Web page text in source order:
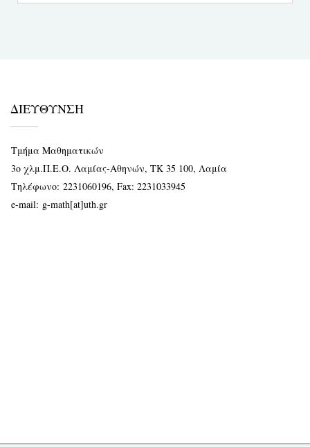
ΔΙΕΥΘΥΝΣΗ
Τμήμα Μαθηματικών
3ο χλμ.Π.Ε.Ο. Λαμίας-Αθηνών, ΤΚ 35 100, Λαμία
Τηλέφωνο: 2231060196, Fax: 2231033945
e-mail: g-math[at]uth.gr